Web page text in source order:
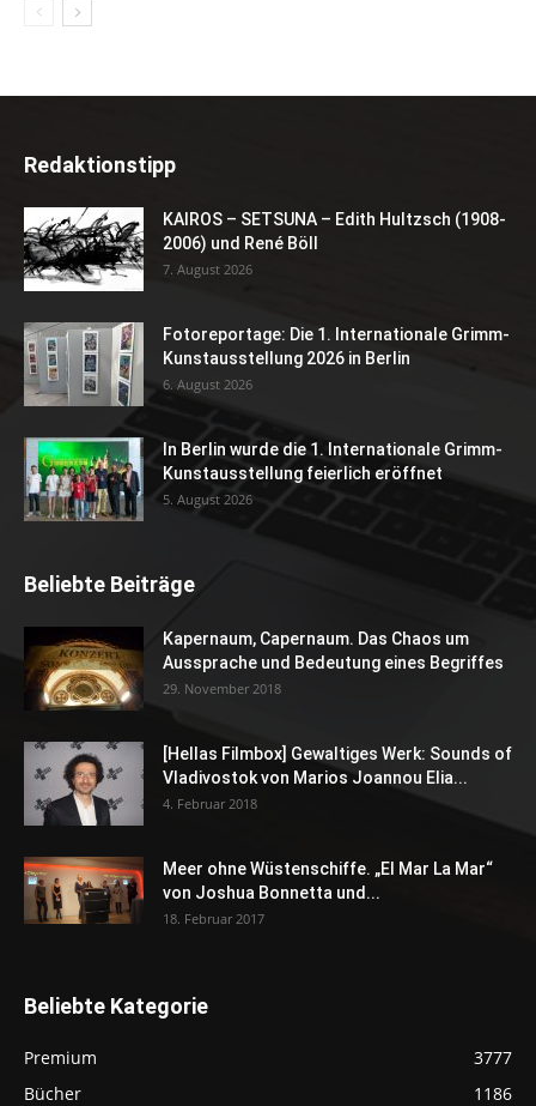
Redaktionstipp
KAIROS – SETSUNA – Edith Hultzsch (1908-
2006) und René Böll
7. August 2026
Fotoreportage: Die 1. Internationale Grimm-
Kunstausstellung 2026 in Berlin
6. August 2026
In Berlin wurde die 1. Internationale Grimm-
Kunstausstellung feierlich eröffnet
5. August 2026
Beliebte Beiträge
Kapernaum, Capernaum. Das Chaos um
Aussprache und Bedeutung eines Begriffes
29. November 2018
[Hellas Filmbox] Gewaltiges Werk: Sounds of
Vladivostok von Marios Joannou Elia...
4. Februar 2018
Meer ohne Wüstenschiffe. „El Mar La Mar“
von Joshua Bonnetta und...
18. Februar 2017
Beliebte Kategorie
Premium
3777
Bücher
1186